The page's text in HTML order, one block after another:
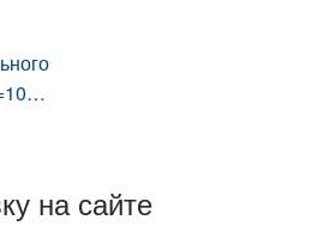
на сайте